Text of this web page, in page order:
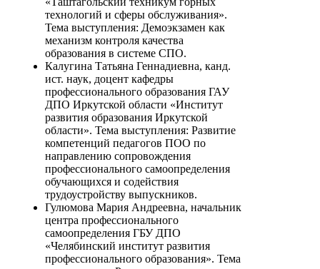
технологий и сферы обслуживания».
Тема выступления: Демоэкзамен как
механизм контроля качества
образования в системе СПО.
Калугина Татьяна Геннадиевна, канд.
ист. наук, доцент кафедры
профессионального образования ГАУ
ДПО Иркутской области «Институт
развития образования Иркутской
области». Тема выступления: Развитие
компетенций педагогов ПОО по
направлению сопровождения
профессионального самоопределения
обучающихся и содействия
трудоустройству выпускников.
Гулюмова Мария Андреевна, начальник
центра профессионального
самоопределения ГБУ ДПО
«Челябинский институт развития
профессионального образования». Тема